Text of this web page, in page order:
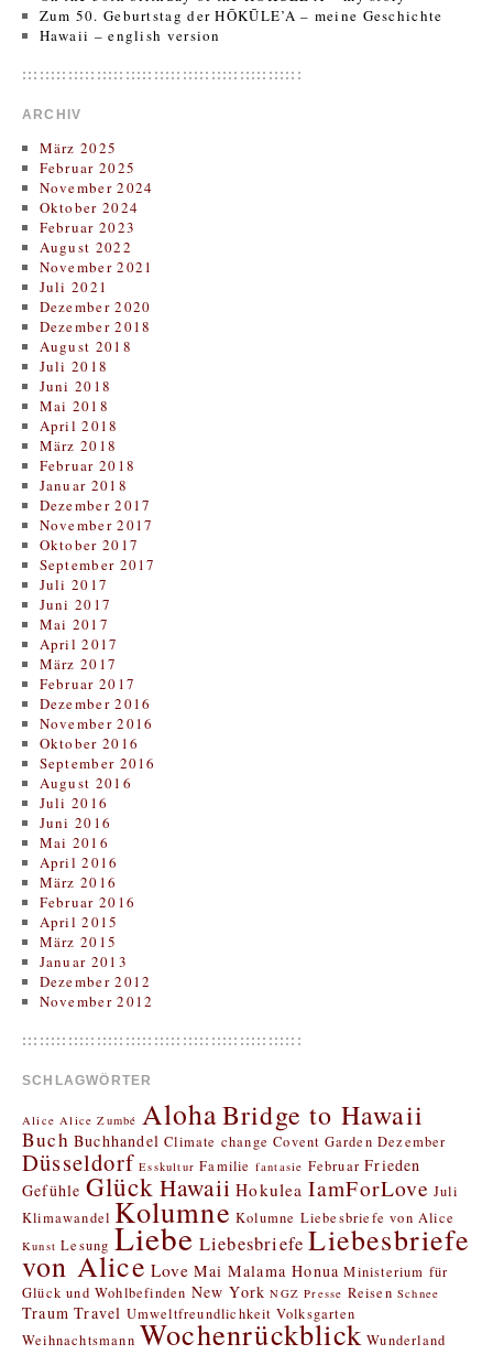
Zum 50. Geburtstag der HŌKŪLE’A – meine Geschichte
Hawaii – english version
:::::::::::::::::::::::::::::::::::::::::::::::::
ARCHIV
März 2025
Februar 2025
November 2024
Oktober 2024
Februar 2023
August 2022
November 2021
Juli 2021
Dezember 2020
Dezember 2018
August 2018
Juli 2018
Juni 2018
Mai 2018
April 2018
März 2018
Februar 2018
Januar 2018
Dezember 2017
November 2017
Oktober 2017
September 2017
Juli 2017
Juni 2017
Mai 2017
April 2017
März 2017
Februar 2017
Dezember 2016
November 2016
Oktober 2016
September 2016
August 2016
Juli 2016
Juni 2016
Mai 2016
April 2016
März 2016
Februar 2016
April 2015
März 2015
Januar 2013
Dezember 2012
November 2012
:::::::::::::::::::::::::::::::::::::::::::::::::
SCHLAGWÖRTER
Alice Alice Zumbé AlohaBridge to Hawaii
Buch Buchhandel Climate change Covent Garden Dezember
Düsseldorf Esskultur Familie fantasie Februar Frieden
Gefühle Glück Hawaii Hokulea IamForLove Juli
Klimawandel Kolumne Kolumne Liebesbriefe von Alice
Kunst Lesung Liebe Liebesbriefe Liebesbriefe
von Alice Love Mai Malama Honua Ministerium für
Glück und Wohlbefinden New York NGZ Presse Reisen Schnee
Traum Travel Umweltfreundlichkeit Volksgarten
Weihnachtsmann Wochenrückblick Wunderland